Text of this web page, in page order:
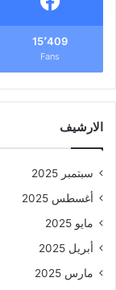
15٬409
Fans
الارشيف
سبتمبر 2025
أغسطس 2025
مايو 2025
أبريل 2025
مارس 2025